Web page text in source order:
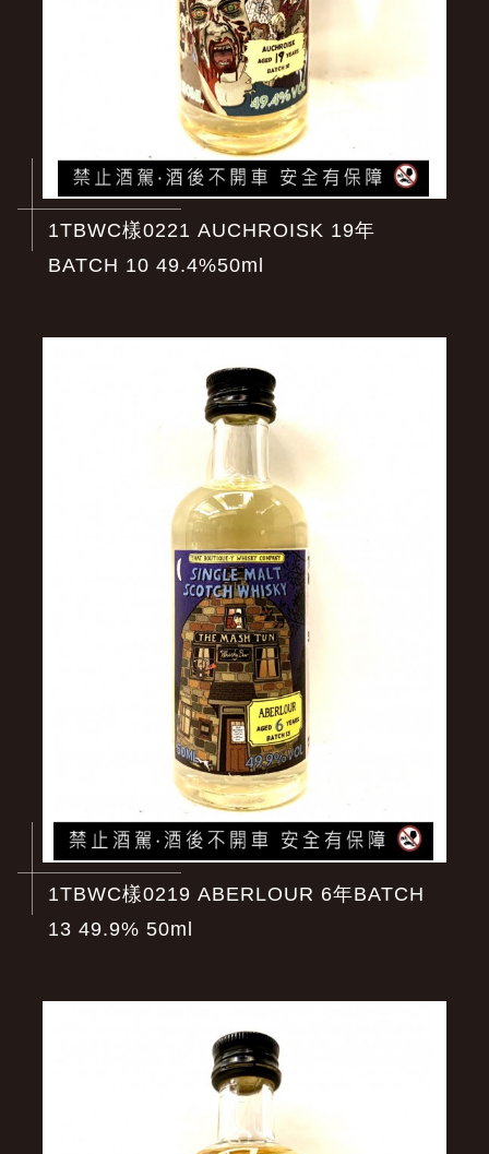
1TBWC樣0221 AUCHROISK 19年
BATCH 10 49.4%50ml
1TBWC樣0219 ABERLOUR 6年BATCH
13 49.9% 50ml